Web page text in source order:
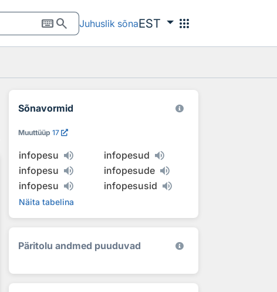
keyboardsearch Juhuslik sõnaEST apps
Sõnavormid
Muuttüüp 17
infopesu
infopesud
infopesu
infopesude
infopesu
infopesusid
Näita tabelina
Päritolu andmed puuduvad